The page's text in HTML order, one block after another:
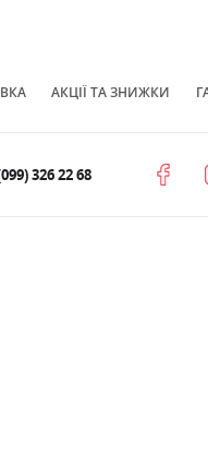
АКЦІЇ ТА ЗНИЖКИ
326 22 68